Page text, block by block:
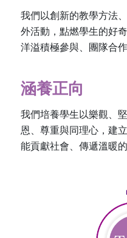
我們以創新的教學方法
外活動，點燃學生的好
洋溢積極參與、團隊合
涵養正向
我們培養學生以樂觀、
恩、尊重與同理心，建
能貢獻社會、傳遞溫暖